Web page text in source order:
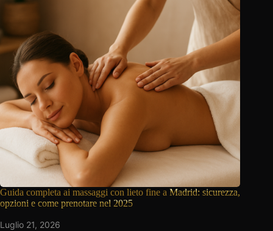
Guida completa ai massaggi con lieto fine a Madrid: sicurezza,
opzioni e come prenotare nel 2025
Luglio 21, 2026